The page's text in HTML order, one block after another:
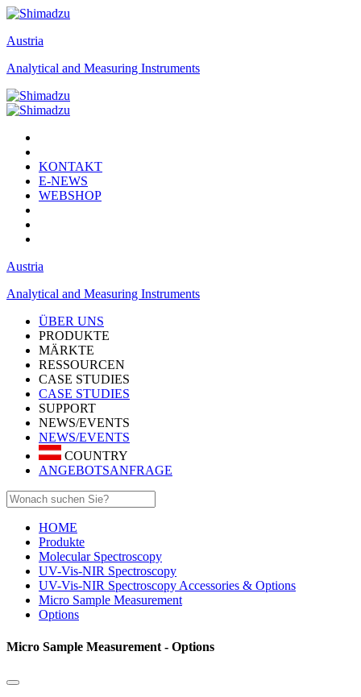
Austria
Analytical and Measuring Instruments
KONTAKT
E-NEWS
WEBSHOP
Austria
Analytical and Measuring Instruments
ÜBER UNS
PRODUKTE
MÄRKTE
RESSOURCEN
CASE STUDIES
CASE STUDIES
SUPPORT
NEWS/EVENTS
NEWS/EVENTS
COUNTRY
ANGEBOTSANFRAGE
HOME
Produkte
Molecular Spectroscopy
UV-Vis-NIR Spectroscopy
UV-Vis-NIR Spectroscopy Accessories & Options
Micro Sample Measurement
Options
Micro Sample Measurement - Options